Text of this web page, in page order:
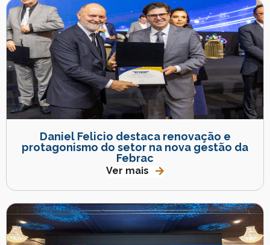
Daniel Felicio destaca renovação e
protagonismo do setor na nova gestão da
Febrac
Ver mais